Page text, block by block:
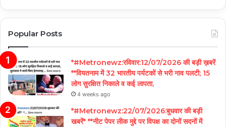
Popular Posts
*#Metronewz:रविवार:12/07/2026 की बड़ी ख़बरें
**वियतनाम में 32 भारतीय पर्यटकों से भरी नाव पलटी; 15
लोग सुरक्षित निकाले व कई लापता,
4 weeks ago
*#Metronewz:22/07/2026:बुधवार की बड़ी
खबरें* **नीट पेपर लीक मुद्दे पर विपक्ष का दोनों सदनों में